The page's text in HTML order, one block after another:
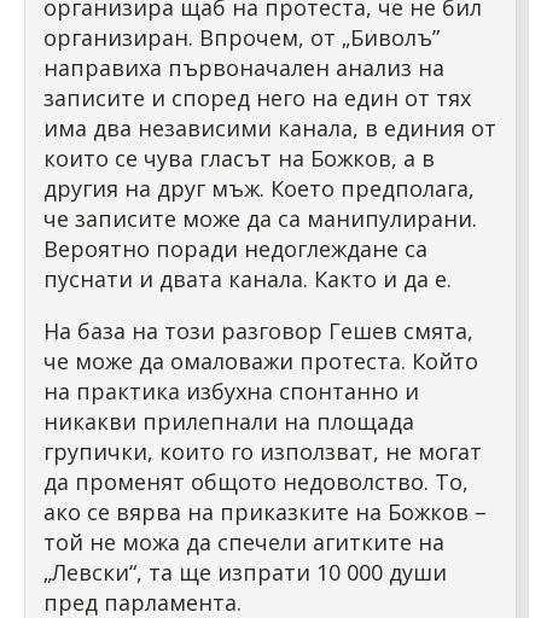
организира щаб на протеста, че не бил
организиран. Впрочем, от „Биволъ”
направиха първоначален анализ на
записите и според него на един от тях
има два независими канала, в единия от
които се чува гласът на Божков, а в
другия на друг мъж. Което предполага,
че записите може да са манипулирани.
Вероятно поради недоглеждане са
пуснати и двата канала. Както и да е.
На база на този разговор Гешев смята,
че може да омаловажи протеста. Който
на практика избухна спонтанно и
никакви прилепнали на площада
групички, които го използват, не могат
да променят общото недоволство. То,
ако се вярва на приказките на Божков –
той не можа да спечели агитките на
„Левски“, та ще изпрати 10 000 души
пред парламента.